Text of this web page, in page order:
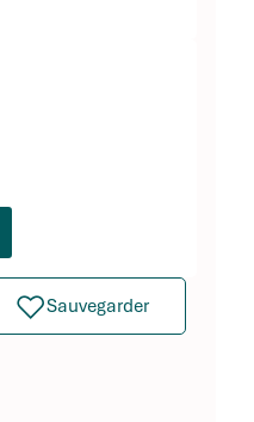
Sauvegarder